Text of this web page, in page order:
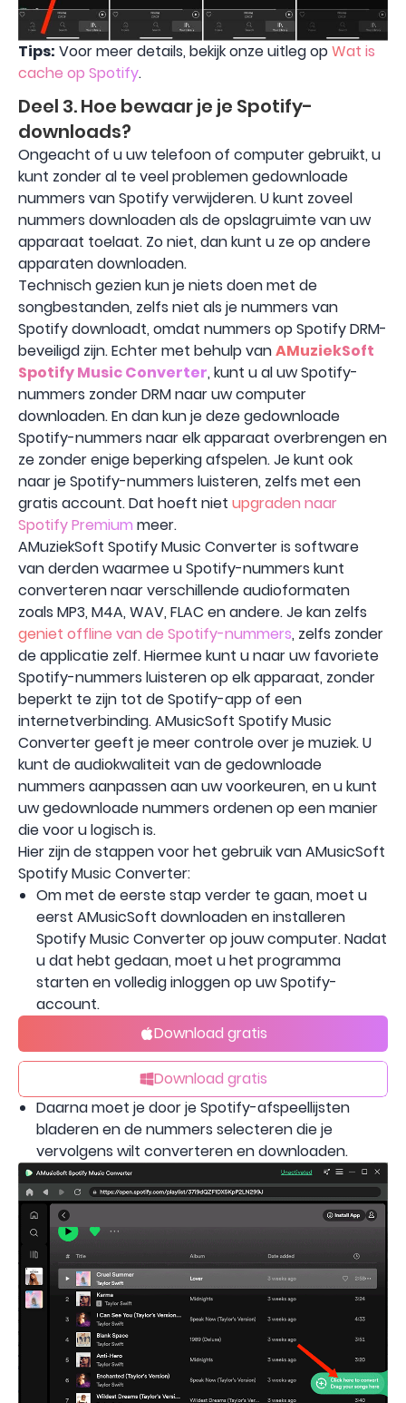
Tips: Voor meer details, bekijk onze uitleg opWat is
cache op Spotify.
Deel 3. Hoe bewaar je je Spotify-
downloads?
Ongeacht of u uw telefoon of computer gebruikt, u
kunt zonder al te veel problemen gedownloade
nummers van Spotify verwijderen. U kunt zoveel
nummers downloaden als de opslagruimte van uw
apparaat toelaat. Zo niet, dan kunt u ze op andere
apparaten downloaden.
Technisch gezien kun je niets doen met de
songbestanden, zelfs niet als je nummers van
Spotify downloadt, omdat nummers op Spotify DRM-
beveiligd zijn. Echter met behulp vanAMuziekSoft
Spotify Music Converter, kunt u al uw Spotify-
nummers zonder DRM naar uw computer
downloaden. En dan kun je deze gedownloade
Spotify-nummers naar elk apparaat overbrengen en
ze zonder enige beperking afspelen. Je kunt ook
naar je Spotify-nummers luisteren, zelfs met een
gratis account. Dat hoeft niet upgraden naar
Spotify Premium meer.
AMuziekSoft Spotify Music Converter is software
van derden waarmee u Spotify-nummers kunt
converteren naar verschillende audioformaten
zoals MP3, M4A, WAV, FLAC en andere. Je kan zelfs
geniet offline van de Spotify-nummers, zelfs zonder
de applicatie zelf. Hiermee kunt u naar uw favoriete
Spotify-nummers luisteren op elk apparaat, zonder
beperkt te zijn tot de Spotify-app of een
internetverbinding. AMusicSoft Spotify Music
Converter geeft je meer controle over je muziek. U
kunt de audiokwaliteit van de gedownloade
nummers aanpassen aan uw voorkeuren, en u kunt
uw gedownloade nummers ordenen op een manier
die voor u logisch is.
Hier zijn de stappen voor het gebruik van AMusicSoft
Spotify Music Converter:
Om met de eerste stap verder te gaan, moet u
eerst AMusicSoft downloaden en installeren
Spotify Music Converter op jouw computer. Nadat
u dat hebt gedaan, moet u het programma
starten en volledig inloggen op uw Spotify-
account.
Download gratis
Download gratis
Daarna moet je door je Spotify-afspeellijsten
bladeren en de nummers selecteren die je
vervolgens wilt converteren en downloaden.